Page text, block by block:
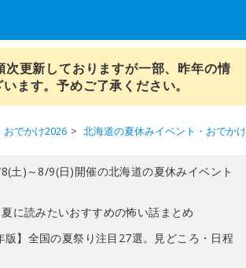
次更新しておりますが一部、昨年の情
ます。予めご了承ください。
おでかけ2026 北海道の夏休みイベント・おでか
土)～8/9(日)開催の北海道の夏休みイベント
夏に読みたいおすすめの怖い話まとめ
版】全国の夏祭り注目27選。見どころ・日程